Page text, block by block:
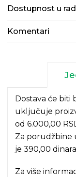
Dostupnost u
Komentari
Dostava će biti
uključuje
od 6.000,00
Za porudžbine
je 390,00
Za više